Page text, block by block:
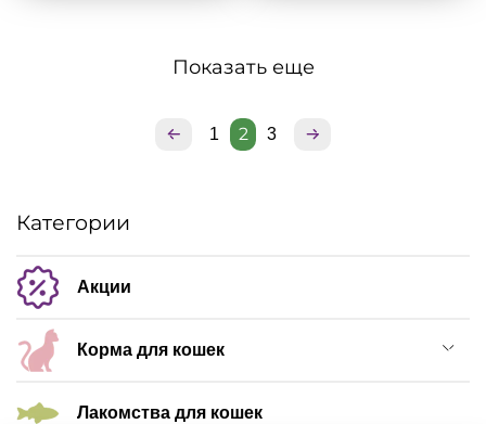
Показать еще
1 2 3
Категории
Акции
Корма для кошек
Лакомства для кошек